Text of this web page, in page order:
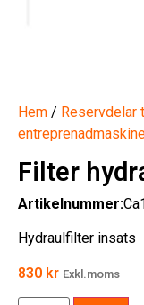
Hem / Reservdelar
Filter
Artikelnummer:
Hydraulfilter insats
830 kr Exkl.moms